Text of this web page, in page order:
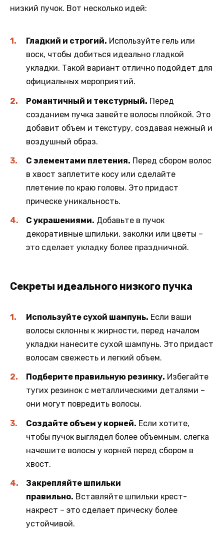
низкий пучок. Вот несколько идей:
Гладкий и строгий. Используйте гель или
воск, чтобы добиться идеально гладкой
укладки. Такой вариант отлично подойдет для
официальных мероприятий.
Романтичный и текстурный. Перед
созданием пучка завейте волосы плойкой. Это
добавит объем и текстуру, создавая нежный и
воздушный образ.
С элементами плетения. Перед сбором волос
в хвост заплетите косу или сделайте
плетение по краю головы. Это придаст
прическе уникальность.
С украшениями. Добавьте в пучок
декоративные шпильки, заколки или цветы –
это сделает укладку более праздничной.
Секреты идеального низкого пучка
Используйте сухой шампунь. Если ваши
волосы склонны к жирности, перед началом
укладки нанесите сухой шампунь. Это придаст
волосам свежесть и легкий объем.
Подберите правильную резинку. Избегайте
тугих резинок с металлическими деталями –
они могут повредить волосы.
Создайте объем у корней. Если хотите,
чтобы пучок выглядел более объемным, слегка
начешите волосы у корней перед сбором в
хвост.
Закрепляйте шпильки
правильно. Вставляйте шпильки крест-
накрест – это сделает прическу более
устойчивой.